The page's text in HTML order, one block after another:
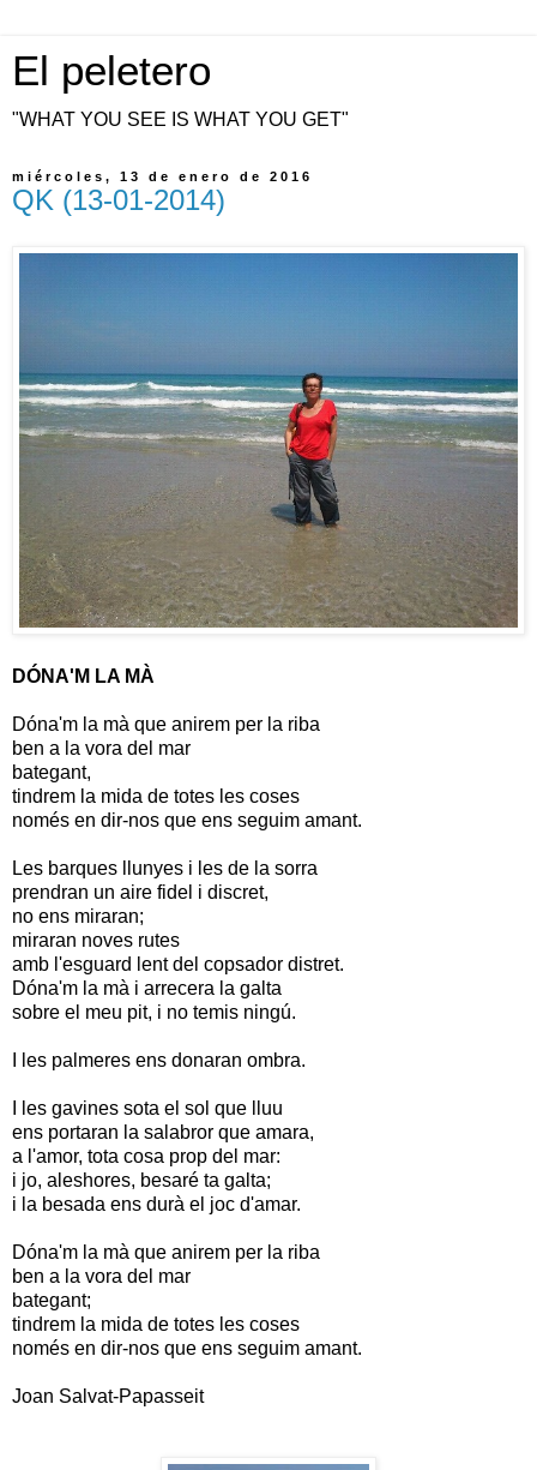
El peletero
"WHAT YOU SEE IS WHAT YOU GET"
miércoles, 13 de enero de 2016
QK (13-01-2014)
DÓNA'M LA MÀ
Dóna'm la mà que anirem per la riba
ben a la vora del mar
bategant,
tindrem la mida de totes les coses
només en dir-nos que ens seguim amant.
Les barques llunyes i les de la sorra
prendran un aire fidel i discret,
no ens miraran;
miraran noves rutes
amb l'esguard lent del copsador distret.
Dóna'm la mà i arrecera la galta
sobre el meu pit, i no temis ningú.
I les palmeres ens donaran ombra.
I les gavines sota el sol que lluu
ens portaran la salabror que amara,
a l'amor, tota cosa prop del mar:
i jo, aleshores, besaré ta galta;
i la besada ens durà el joc d'amar.
Dóna'm la mà que anirem per la riba
ben a la vora del mar
bategant;
tindrem la mida de totes les coses
només en dir-nos que ens seguim amant.
Joan Salvat-Papasseit